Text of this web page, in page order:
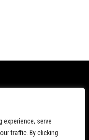
experience, serve
traffic. By clicking